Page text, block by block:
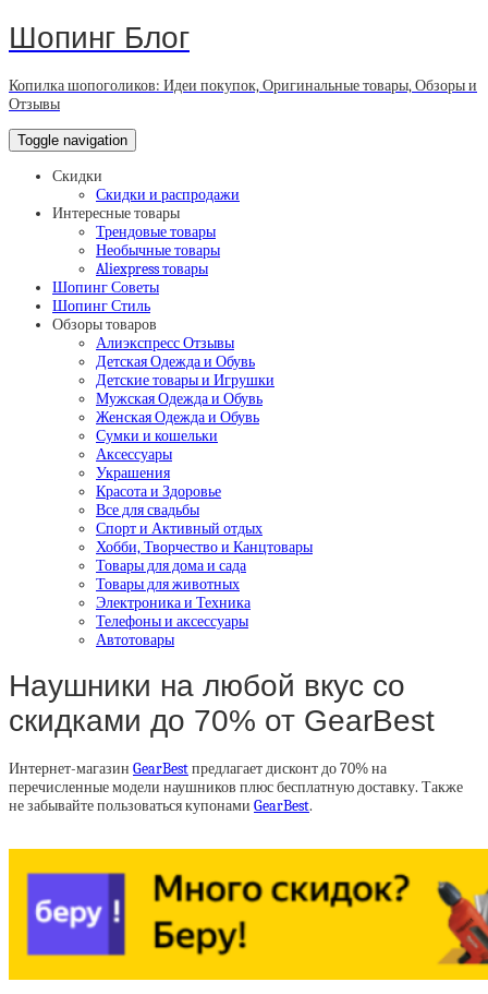
Шопинг Блог
Копилка шопоголиков: Идеи покупок, Оригинальные товары, Обзоры и
Отзывы
Toggle navigation
Скидки
Скидки и распродажи
Интересные товары
Трендовые товары
Необычные товары
Aliexpress товары
Шопинг Советы
Шопинг Стиль
Обзоры товаров
Алиэкспресс Отзывы
Детская Одежда и Обувь
Детские товары и Игрушки
Мужская Одежда и Обувь
Женская Одежда и Обувь
Сумки и кошельки
Аксессуары
Украшения
Красота и Здоровье
Все для свадьбы
Спорт и Активный отдых
Хобби, Творчество и Канцтовары
Товары для дома и сада
Товары для животных
Электроника и Техника
Телефоны и аксессуары
Автотовары
Наушники на любой вкус со
скидками до 70% от GearBest
Интернет-магазин GearBestпредлагает дисконт до 70% на
перечисленные модели наушников плюс бесплатную доставку. Также
не забывайте пользоваться купонами GearBest.